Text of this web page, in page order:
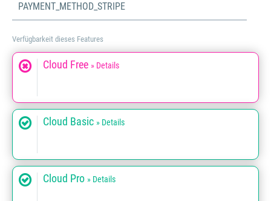
PAYMENT_METHOD_STRIPE
Verfügbarkeit dieses Features
Cloud Free » Details
Cloud Basic » Details
Cloud Pro » Details